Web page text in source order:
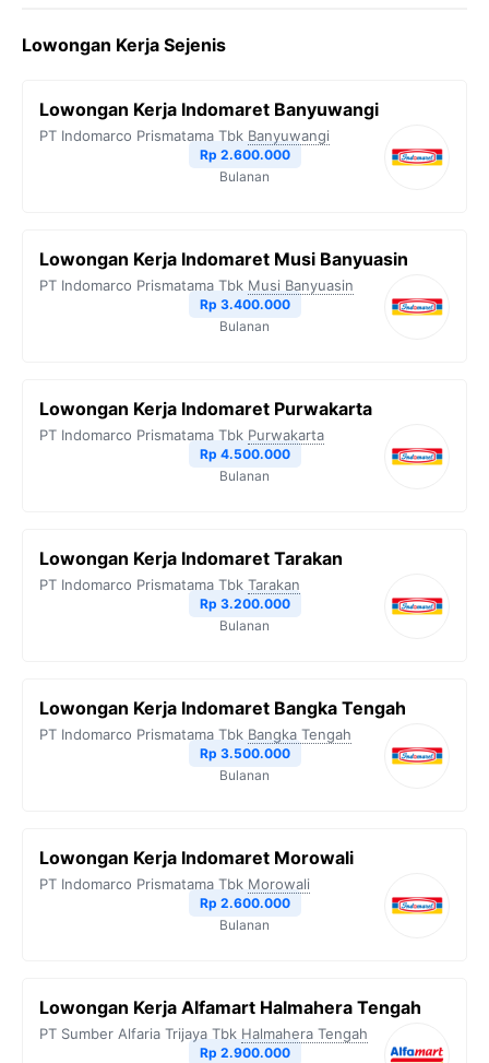
e
o
t
e
e
r
t
A
y
i
n
k
Lowongan Kerja Sejenis
Lowongan Kerja Indomaret Banyuwangi
PT Indomarco Prismatama Tbk Banyuwangi
Rp 2.600.000
Bulanan
Lowongan Kerja Indomaret Musi Banyuasin
PT Indomarco Prismatama Tbk Musi Banyuasin
Rp 3.400.000
Bulanan
Lowongan Kerja Indomaret Purwakarta
PT Indomarco Prismatama Tbk Purwakarta
Rp 4.500.000
Bulanan
Lowongan Kerja Indomaret Tarakan
PT Indomarco Prismatama Tbk Tarakan
Rp 3.200.000
Bulanan
Lowongan Kerja Indomaret Bangka Tengah
PT Indomarco Prismatama Tbk Bangka Tengah
Rp 3.500.000
Bulanan
Lowongan Kerja Indomaret Morowali
PT Indomarco Prismatama Tbk Morowali
Rp 2.600.000
Bulanan
Lowongan Kerja Alfamart Halmahera Tengah
PT Sumber Alfaria Trijaya Tbk Halmahera Tengah
Rp 2.900.000